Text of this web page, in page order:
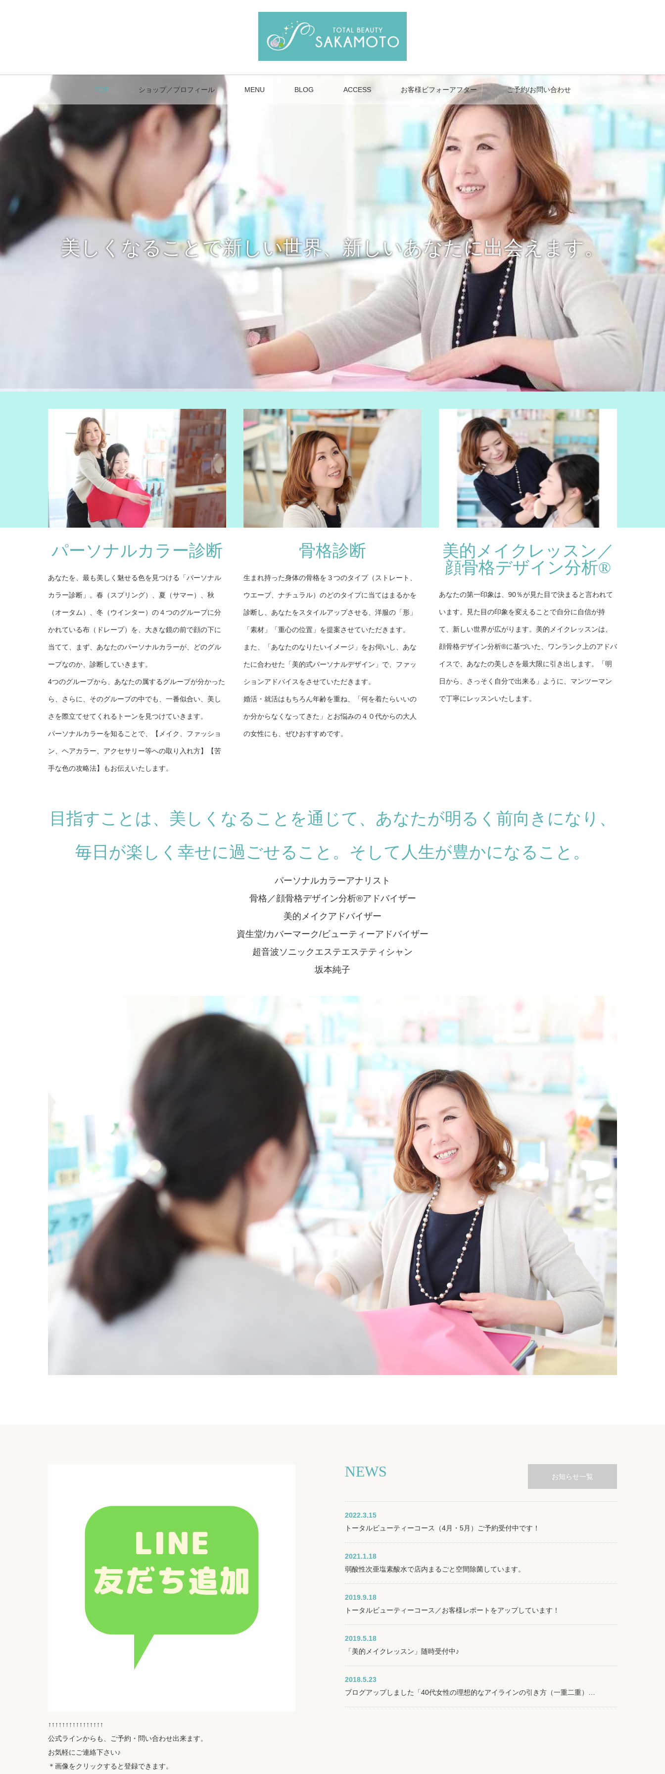
TOP ショップ／プロフィール MENU BLOG ACCESS お客様ビフォーアフター ご予約/お問い合わせ
美しくなることで新しい世界、新しいあなたに出会えます。
パーソナルカラー診断
あなたを、最も美しく魅せる色を見つける「パーソナル
カラー診断」。春（スプリング）、夏（サマー）、秋
（オータム）、冬（ウインター）の４つのグループに分
かれている布（ドレープ）を、大きな鏡の前で顔の下に
当てて、まず、あなたのパーソナルカラーが、どのグル
ープなのか、診断していきます。
4つのグループから、あなたの属するグループが分かった
ら、さらに、そのグループの中でも、一番似合い、美し
さを際立てせてくれるトーンを見つけていきます。
パーソナルカラーを知ることで、【メイク、ファッショ
ン、ヘアカラー、アクセサリー等への取り入れ方】【苦
手な色の攻略法】もお伝えいたします。
骨格診断
生まれ持った身体の骨格を３つのタイプ（ストレート、
ウエーブ、ナチュラル）のどのタイプに当てはまるかを
診断し、あなたをスタイルアップさせる、洋服の「形」
「素材」「重心の位置」を提案させていただきます。
また、「あなたのなりたいイメージ」をお伺いし、あな
たに合わせた「美的式パーソナルデザイン」で、ファッ
ションアドバイスをさせていただきます。
婚活・就活はもちろん年齢を重ね、「何を着たらいいの
か分からなくなってきた」とお悩みの４０代からの大人
の女性にも、ぜひおすすめです。
美的メイクレッスン／
顔骨格デザイン分析®
あなたの第一印象は、90％が見た目で決まると言われて
います。見た目の印象を変えることで自分に自信が持
て、新しい世界が広がります。美的メイクレッスンは、
顔骨格デザイン分析®に基づいた、ワンランク上のアドバ
イスで、あなたの美しさを最大限に引き出します。「明
日から、さっそく自分で出来る」ように、マンツーマン
で丁寧にレッスンいたします。
目指すことは、美しくなることを通じて、あなたが明るく前向きになり、
毎日が楽しく幸せに過ごせること。そして人生が豊かになること。
パーソナルカラーアナリスト
骨格／顔骨格デザイン分析®アドバイザー
美的メイクアドバイザー
資生堂/カバーマーク/ビューティーアドバイザー
超音波ソニックエステエステティシャン
坂本純子
↑↑↑↑↑↑↑↑↑↑↑↑↑↑↑↑
公式ラインからも、ご予約・問い合わせ出来ます。
お気軽にご連絡下さい♪
＊画像をクリックすると登録できます。
NEWS
2022.3.15
トータルビューティーコース（4月・5月）ご予約受付中です！
2021.1.18
弱酸性次亜塩素酸水で店内まるごと空間除菌しています。
2019.9.18
トータルビューティーコース／お客様レポートをアップしています！
2019.5.18
「美的メイクレッスン」随時受付中♪
2018.5.23
ブログアップしました「40代女性の理想的なアイラインの引き方（一重二重）…
お知らせ一覧